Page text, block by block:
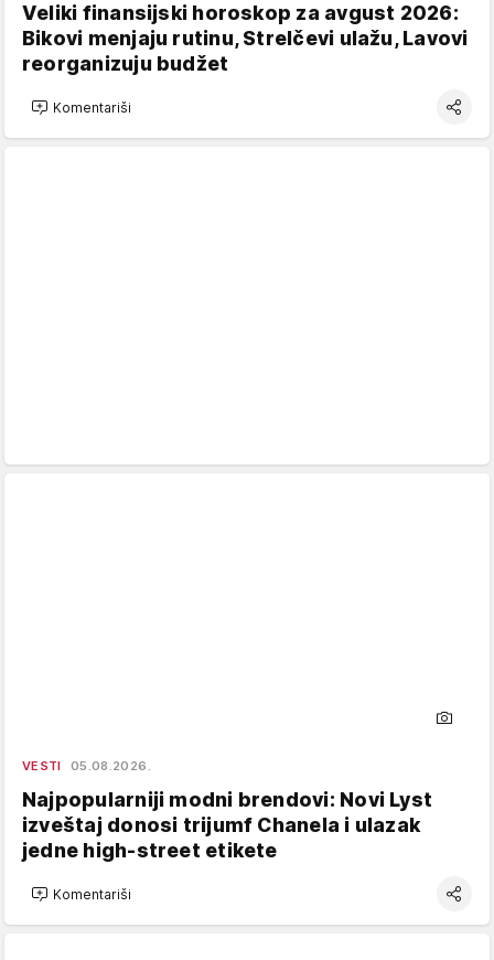
Veliki finansijski horoskop za avgust 2026:
Bikovi menjaju rutinu, Strelčevi ulažu, Lavovi
reorganizuju budžet
Komentariši
VESTI 05.08.2026.
Najpopularniji modni brendovi: Novi Lyst
izveštaj donosi trijumf Chanela i ulazak
jedne high-street etikete
Komentariši